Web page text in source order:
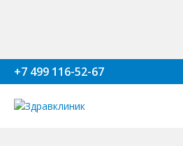
+7 499 116-52-67